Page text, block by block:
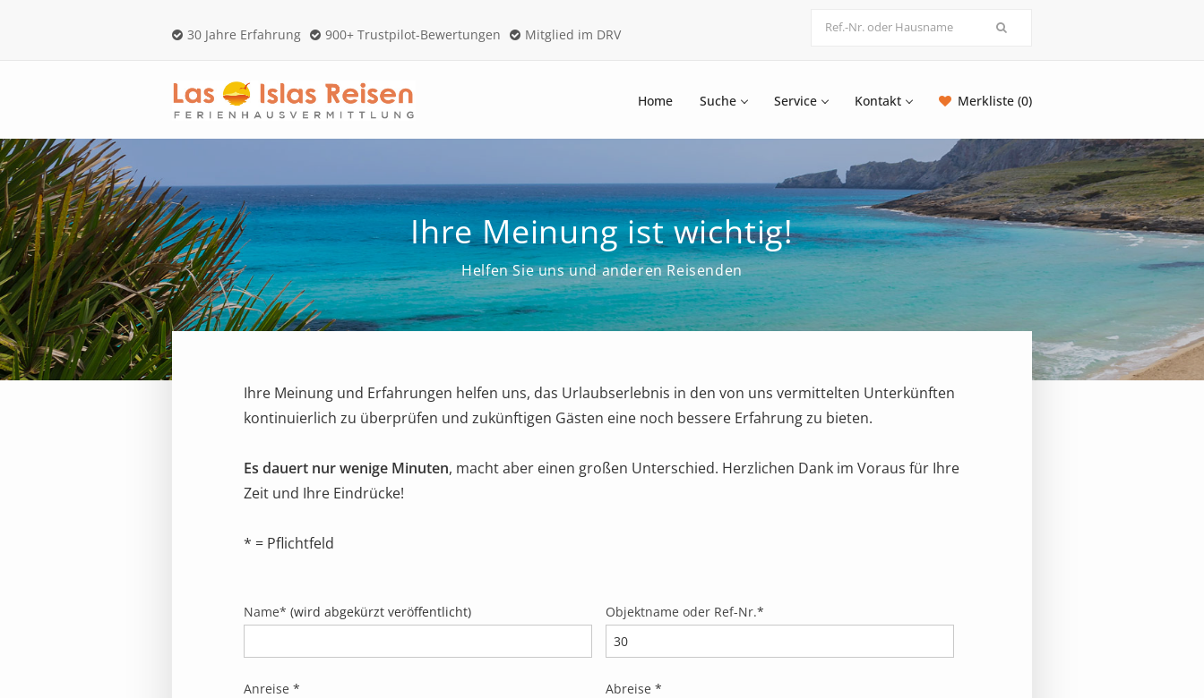
30 Jahre Erfahrung 900+ Trustpilot-Bewertungen Mitglied im DRV
Home Suche Service Kontakt Merkliste (0)
Ihre Meinung ist wichtig!
Helfen Sie uns und anderen Reisenden
Ihre Meinung und Erfahrungen helfen uns, das Urlaubserlebnis in den von uns vermittelten Unterkünften
kontinuierlich zu überprüfen und zukünftigen Gästen eine noch bessere Erfahrung zu bieten.
Es dauert nur wenige Minuten, macht aber einen großen Unterschied. Herzlichen Dank im Voraus für Ihre
Zeit und Ihre Eindrücke!
* = Pflichtfeld
Name* (wird abgekürzt veröffentlicht) Objektname oder Ref-Nr.*
Anreise * Abreise *